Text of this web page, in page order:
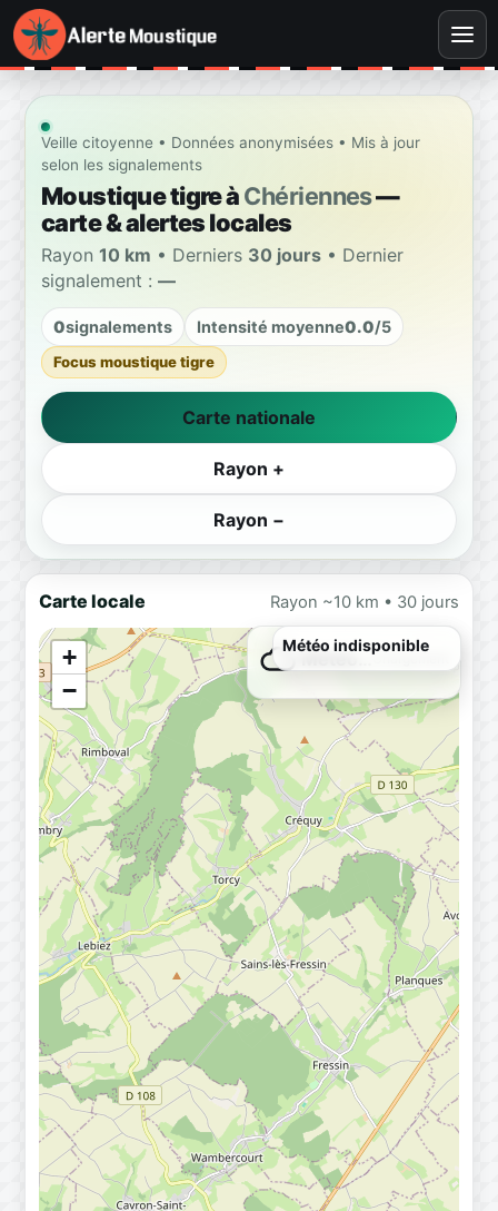
Veille citoyenne • Données anonymisées • Mis à jour
selon les signalements
Moustique tigre àChériennes—
carte & alertes locales
Rayon 10 km • Derniers 30 jours • Dernier
signalement : —
0signalements Intensité moyenne0.0/5
Focus moustique tigre
Carte nationale
Rayon +
Rayon −
Carte locale Rayon ~10 km • 30 jours
+
−
Météo…Chargement
Météo indisponible